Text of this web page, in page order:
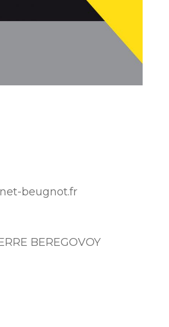
beugnot.fr
BEREGOVOY